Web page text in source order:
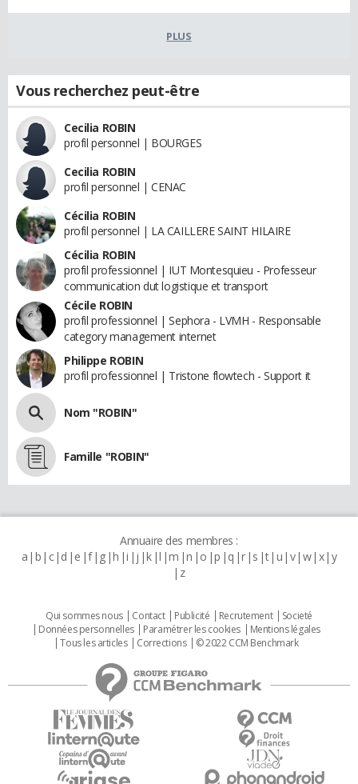
PLUS
Vous recherchez peut-être
Cecilia ROBIN
profil personnel | BOURGES
Cecilia ROBIN
profil personnel | CENAC
Cécilia ROBIN
profil personnel | LA CAILLERE SAINT HILAIRE
Cécilia ROBIN
profil professionnel | IUT Montesquieu - Professeur
communication dut logistique et transport
Cécile ROBIN
profil professionnel | Sephora - LVMH - Responsable
category management internet
Philippe ROBIN
profil professionnel | Tristone flowtech - Support it
Nom "ROBIN"
Famille "ROBIN"
Annuaire des membres :
a b c d e f g h i j k l m n o p q r s t u v w x y
z
Qui sommes nous Contact Publicité Recrutement
Societé
Données personnelles
Paramétrer les cookies
Mentions légales
Tous les articles
Corrections © 2022 CCM Benchmark